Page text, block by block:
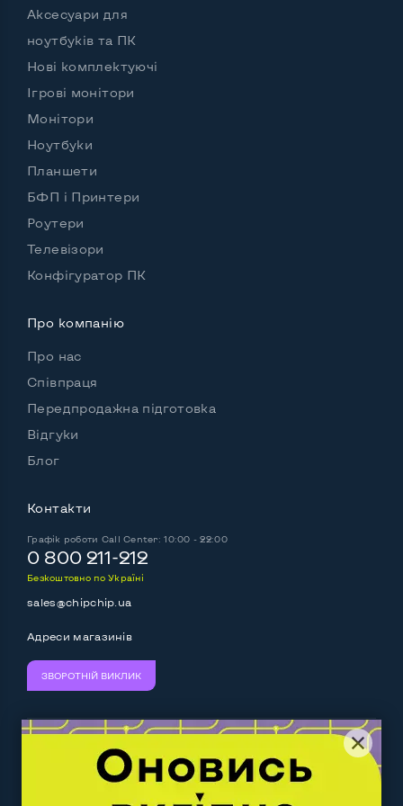
Особенности
Так
Аксесуари для
ноутбуків та ПК
Нові комплектуючі
Ігрові монітори
Монітори
Ноутбуки
Планшети
БФП і Принтери
Роутери
Телевізори
Конфігуратор ПК
Про компанію
Про нас
Співпраця
Передпродажна підготовка
Відгуки
Блог
Контакти
Графік роботи Call Center: 10:00 - 22:00
0 800 211-212
Безкоштовно по Україні
sales@chipchip.ua
Адреси магазинів
ЗВОРОТНІЙ ВИКЛИК
Слідкуйте за нами: